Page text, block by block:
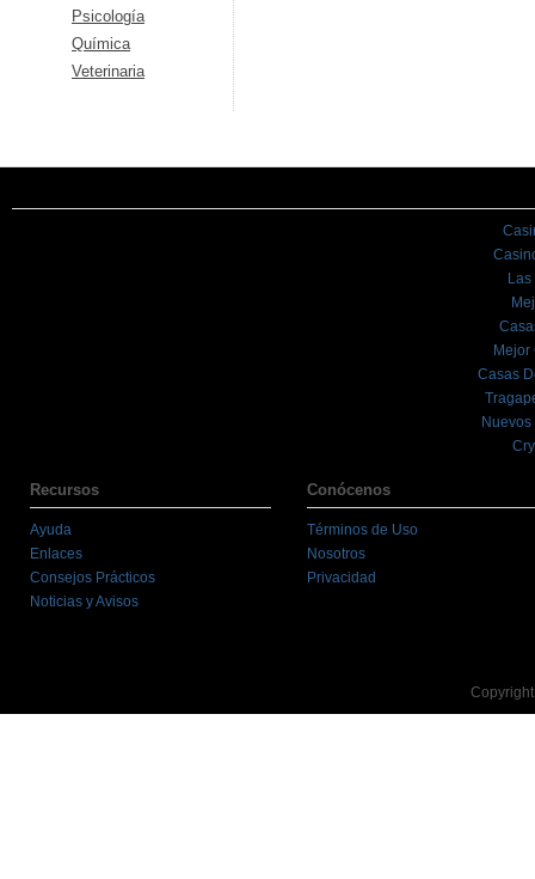
Psicología
Química
Veterinaria
Mejor
Casas
Recursos
Ayuda
Enlaces
Consejos Prácticos
Noticias y Avisos
Conócenos
Términos de Uso
Nosotros
Privacidad